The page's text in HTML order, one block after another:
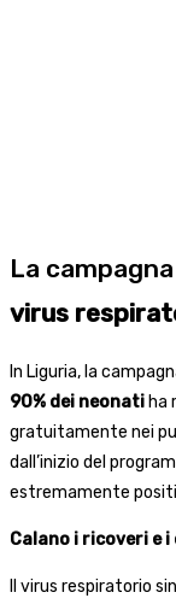
La
virus
In Liguria, la
90% dei neonati ha
gratuitamente nei
dall’inizio del
estremamente
Calano i ricoveri e
Il virus respiratorio